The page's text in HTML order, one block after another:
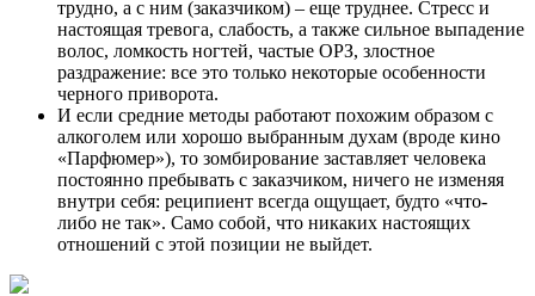
трудно, а с ним (заказчиком) – еще труднее. Стресс и
настоящая тревога, слабость, а также сильное выпадение
волос, ломкость ногтей, частые ОРЗ, злостное
раздражение: все это только некоторые особенности
черного приворота.
И если средние методы работают похожим образом с
алкоголем или хорошо выбранным духам (вроде кино
«Парфюмер»), то зомбирование заставляет человека
постоянно пребывать с заказчиком, ничего не изменяя
внутри себя: реципиент всегда ощущает, будто «что-
либо не так». Само собой, что никаких настоящих
отношений с этой позиции не выйдет.